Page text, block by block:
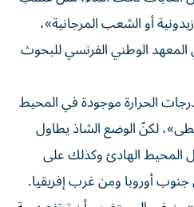
أو الشعب المرجانية»،
الوطني الفرنسي للبحوث
الحرارة موجودة في المحيط
لكنّ الوضع الشاذ يطاول
الهادئ وكذلك على
أوروبا ومن غرب إفريقيا.